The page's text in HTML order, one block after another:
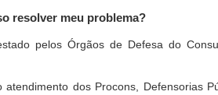
resolver meu problema?
pelos Órgãos de Defesa do
dos Procons, Defensorias